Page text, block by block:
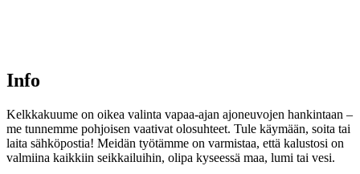
Info
Kelkkakuume on oikea valinta vapaa-ajan ajoneuvojen hankintaan –
me tunnemme pohjoisen vaativat olosuhteet. Tule käymään, soita tai
laita sähköpostia! Meidän työtämme on varmistaa, että kalustosi on
valmiina kaikkiin seikkailuihin, olipa kyseessä maa, lumi tai vesi.